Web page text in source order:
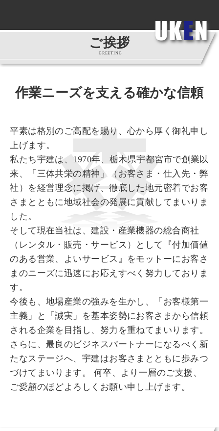
ご挨拶
GREETING
作業ニーズを支える確かな信頼
平素は格別のご高配を賜り、心から厚く御礼申し
上げます。
私たち宇建は、1970年、栃木県宇都宮市で創業以
来、「三体共栄の精神」（お客さま・仕入先・弊
社）を経営理念に掲げ、徹底した地元密着でお客
さまとともに地域社会の発展に貢献してまいりま
した。
そして現在当社は、建設・産業機器の総合商社
（レンタル・販売・サービス）として『付加価値
のある営業、よいサービス』をモットーにお客さ
まのニーズに迅速にお応えすべく努力しておりま
す。
今後も、地場産業の強みを生かし、「お客様第一
主義」と「誠実」を基本姿勢にお客さまから信頼
される企業を目指し、努力を重ねてまいります。
さらに、最良のビジネスパートナーになるべく新
たなステージへ、宇建はお客さまとともに歩みつ
づけてまいります。 何卒、より一層のご支援、
ご愛顧のほどよろしくお願い申し上げます。